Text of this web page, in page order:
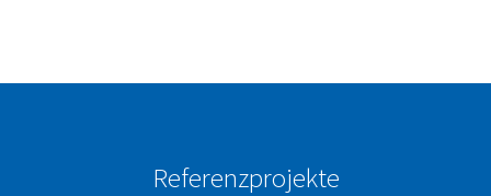
Referenzprojekte